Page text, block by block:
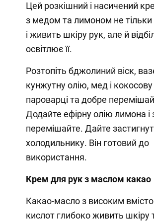
Цей розкішний і насичений
з медом та лимоном не
і живить шкіру рук, але й
освітлює її.
Розтопіть бджолиний віск,
кунжутну олію, мед і
пароварці та добре
Додайте ефірну олію лимона і
перемішайте. Дайте
холодильнику. Він готовий до
використання.
Крем для рук з маслом какао
Какао-масло з високим
кислот глибоко живить шкіру